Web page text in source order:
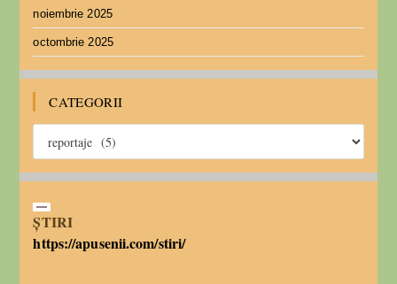
noiembrie 2025
octombrie 2025
CATEGORII
ȘTIRI
https://apusenii.com/stiri/